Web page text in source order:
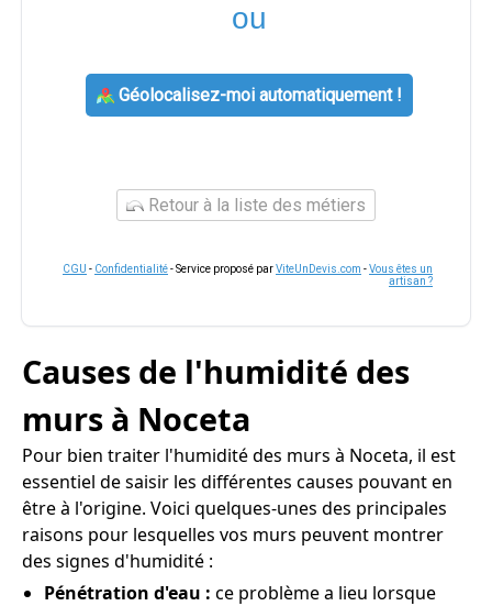
ou
Géolocalisez-moi automatiquement !
Retour à la liste des métiers
CGU - Confidentialité- Service proposé parViteUnDevis.com -Vous êtes un
artisan ?
Causes de l'humidité des
murs à Noceta
Pour bien traiter l'humidité des murs à Noceta, il est
essentiel de saisir les différentes causes pouvant en
être à l'origine. Voici quelques-unes des principales
raisons pour lesquelles vos murs peuvent montrer
des signes d'humidité :
Pénétration d'eau : ce problème a lieu lorsque